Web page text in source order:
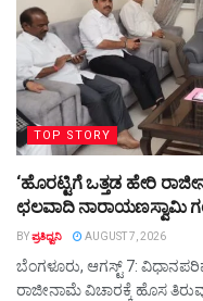
TOP STORY
‘ಹೊರಟ್ಟಿಗೆ ಒತ್ತಡ ಹೇರಿ
ಛಲವಾದಿ ನಾರಾಯಣಸ್ವಾಮಿ
BYಪ್ರತಿಧ್ವನಿ AUGUST 7, 2026
ಬೆಂಗಳೂರು, ಆಗಸ್ಟ್ 7:
ರಾಜೀನಾಮೆ ವಿಚಾರಕ್ಕೆ ಹೊಸ